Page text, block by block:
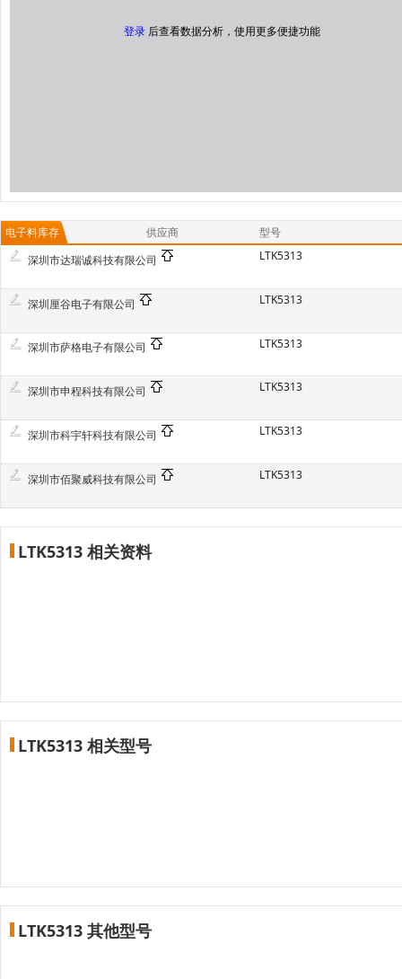
登录 后查看数据分析，使用更多便捷功能
电子料库存 供应商
型号
深圳市达瑞诚科技有限公司
LTK5313
深圳厘谷电子有限公司 LTK5313
深圳市萨格电子有限公司 LTK5313
深圳市申程科技有限公司 LTK5313
深圳市科宇轩科技有限公司 LTK5313
深圳市佰聚威科技有限公司 LTK5313
LTK5313 相关资料
LTK5313 相关型号
LTK5313 其他型号